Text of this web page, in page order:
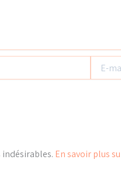
mail*
En savoir plus